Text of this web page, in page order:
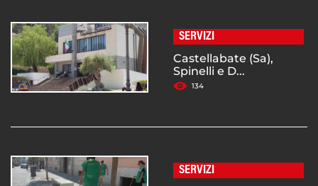
SERVIZI
Castellabate (Sa),
Spinelli e D...
134
SERVIZI